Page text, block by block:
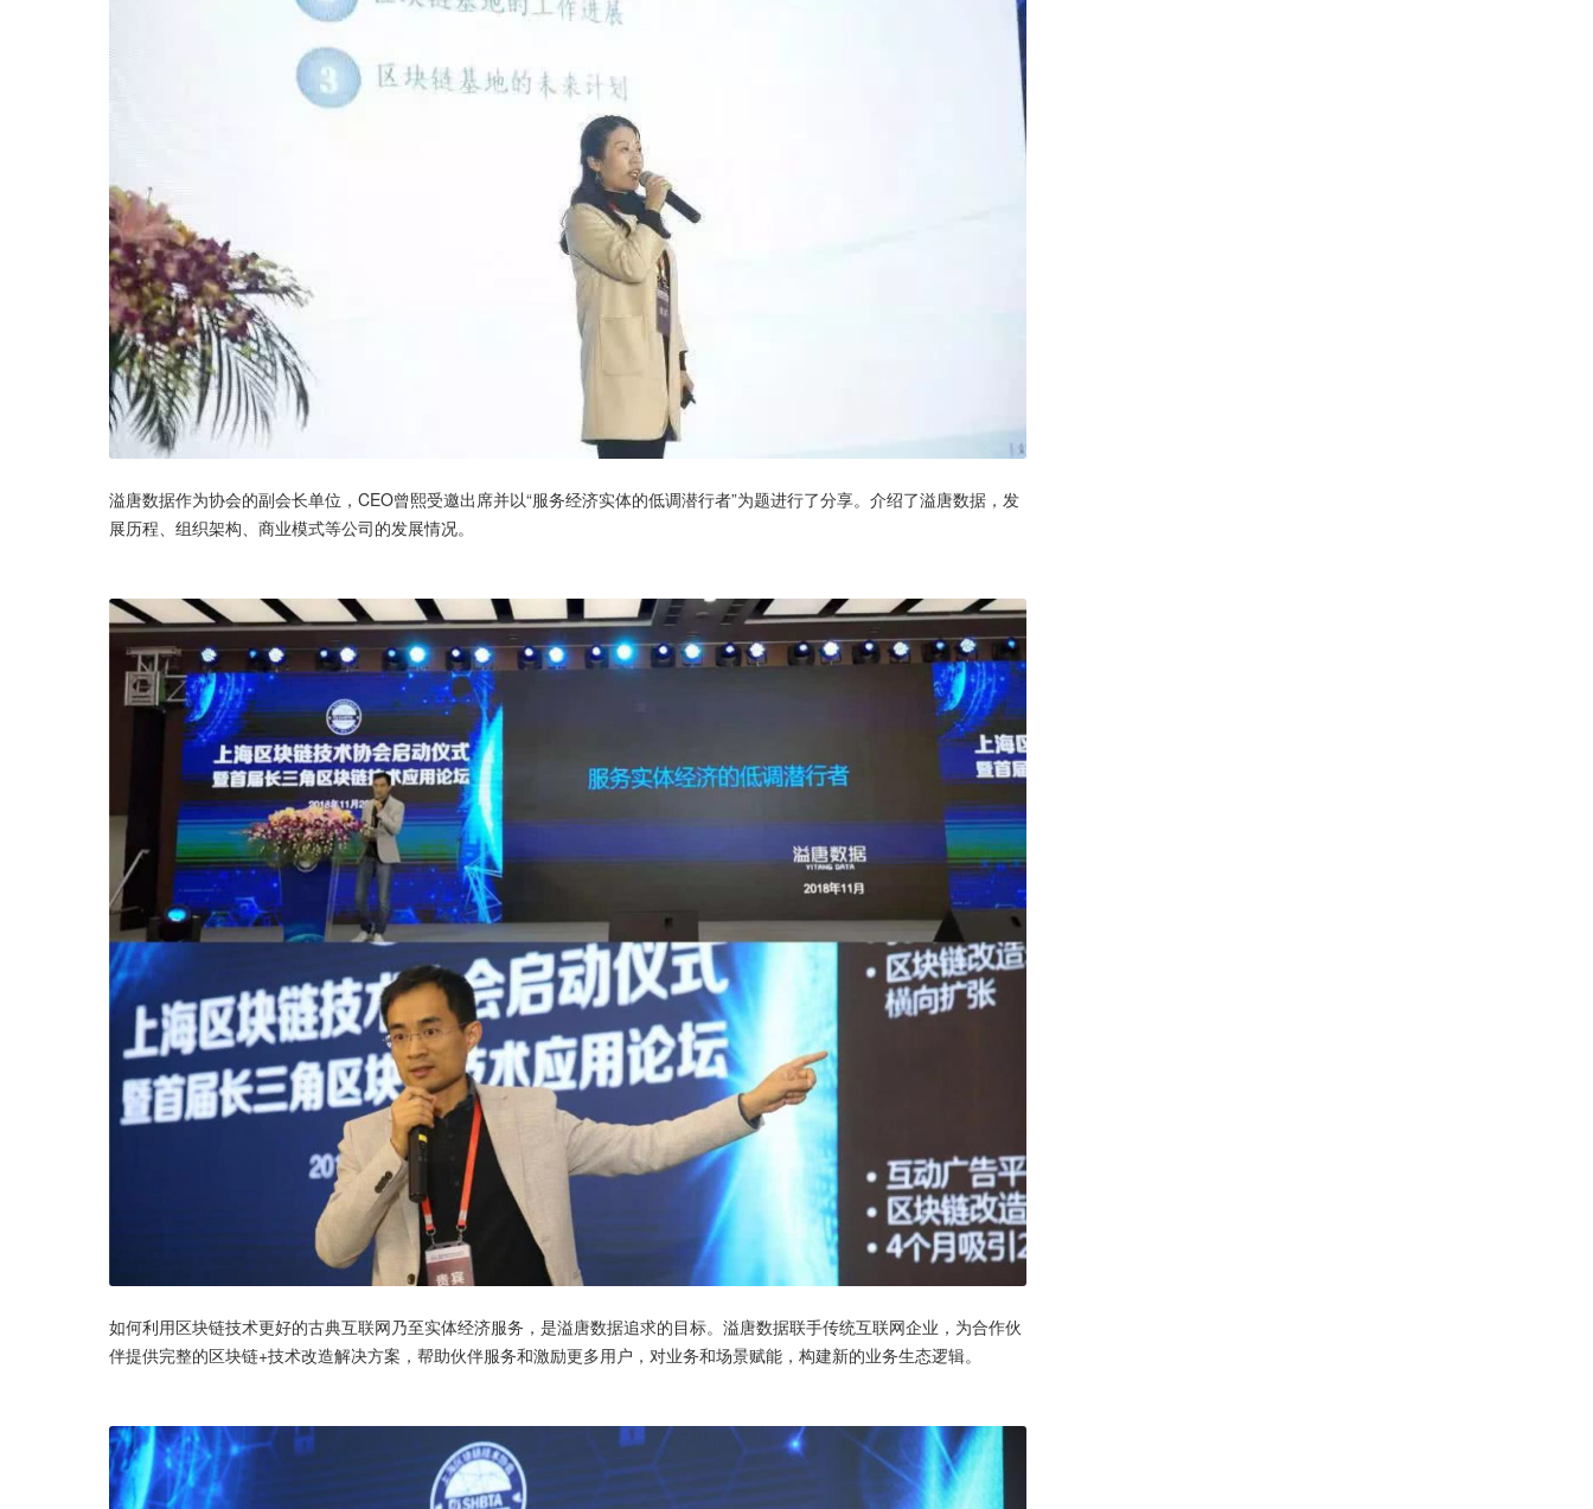
溢唐数据作为协会的副会长单位，CEO曾熙受邀出席并以“服务经济实体的低调潜行者”为题进行了分享。介绍了溢唐数据，发
展历程、组织架构、商业模式等公司的发展情况。
如何利用区块链技术更好的古典互联网乃至实体经济服务，是溢唐数据追求的目标。溢唐数据联手传统互联网企业，为合作伙
伴提供完整的区块链+技术改造解决方案，帮助伙伴服务和激励更多用户，对业务和场景赋能，构建新的业务生态逻辑。